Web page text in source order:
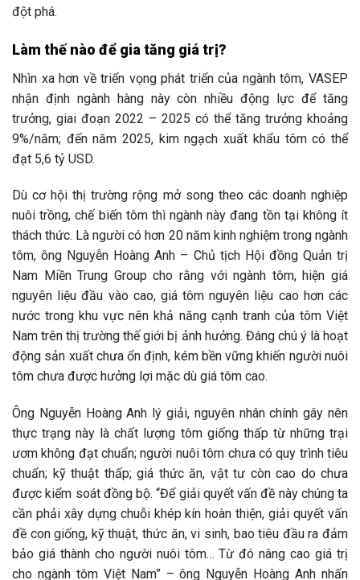
đột phá.
Làm thế nào để gia tăng giá trị?
Nhìn xa hơn về triển vọng phát triển của ngành tôm, VASEP
nhận định ngành hàng này còn nhiều động lực để tăng
trưởng, giai đoạn 2022 – 2025 có thể tăng trưởng khoảng
9%/năm; đến năm 2025, kim ngạch xuất khẩu tôm có thể
đạt 5,6 tỷ USD.
Dù cơ hội thị trường rộng mở song theo các doanh nghiệp
nuôi trồng, chế biến tôm thì ngành này đang tồn tại không ít
thách thức. Là người có hơn 20 năm kinh nghiệm trong ngành
tôm, ông Nguyễn Hoàng Anh – Chủ tịch Hội đồng Quản trị
Nam Miền Trung Group cho rằng với ngành tôm, hiện giá
nguyên liệu đầu vào cao, giá tôm nguyên liệu cao hơn các
nước trong khu vực nên khả năng cạnh tranh của tôm Việt
Nam trên thị trường thế giới bị ảnh hưởng. Đáng chú ý là hoạt
động sản xuất chưa ổn định, kém bền vững khiến người nuôi
tôm chưa được hưởng lợi mặc dù giá tôm cao.
Ông Nguyễn Hoàng Anh lý giải, nguyên nhân chính gây nên
thực trạng này là chất lượng tôm giống thấp từ những trại
ươm không đạt chuẩn; người nuôi tôm chưa có quy trình tiêu
chuẩn; kỹ thuật thấp; giá thức ăn, vật tư còn cao do chưa
được kiểm soát đồng bộ. “Để giải quyết vấn đề này chúng ta
cần phải xây dựng chuỗi khép kín hoàn thiện, giải quyết vấn
đề con giống, kỹ thuật, thức ăn, vi sinh, bao tiêu đầu ra đảm
bảo giá thành cho người nuôi tôm… Từ đó nâng cao giá trị
cho ngành tôm Việt Nam” – ông Nguyễn Hoàng Anh nhấn